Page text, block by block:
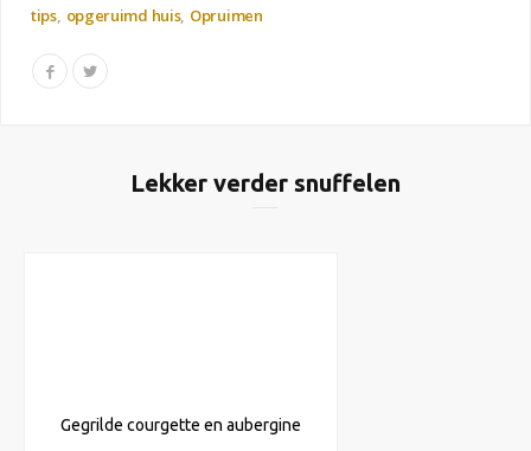
tips opgeruimd huis Opruimen
Lekker verder snuffelen
Gegrilde courgette en aubergine